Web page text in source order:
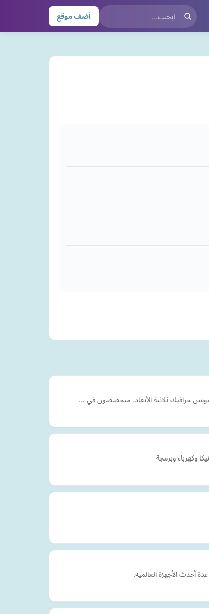
أضف موقع
الموشن جرافيك ثلاثية الأبعاد. متخصصون في …
وكهرباء وبرمجة